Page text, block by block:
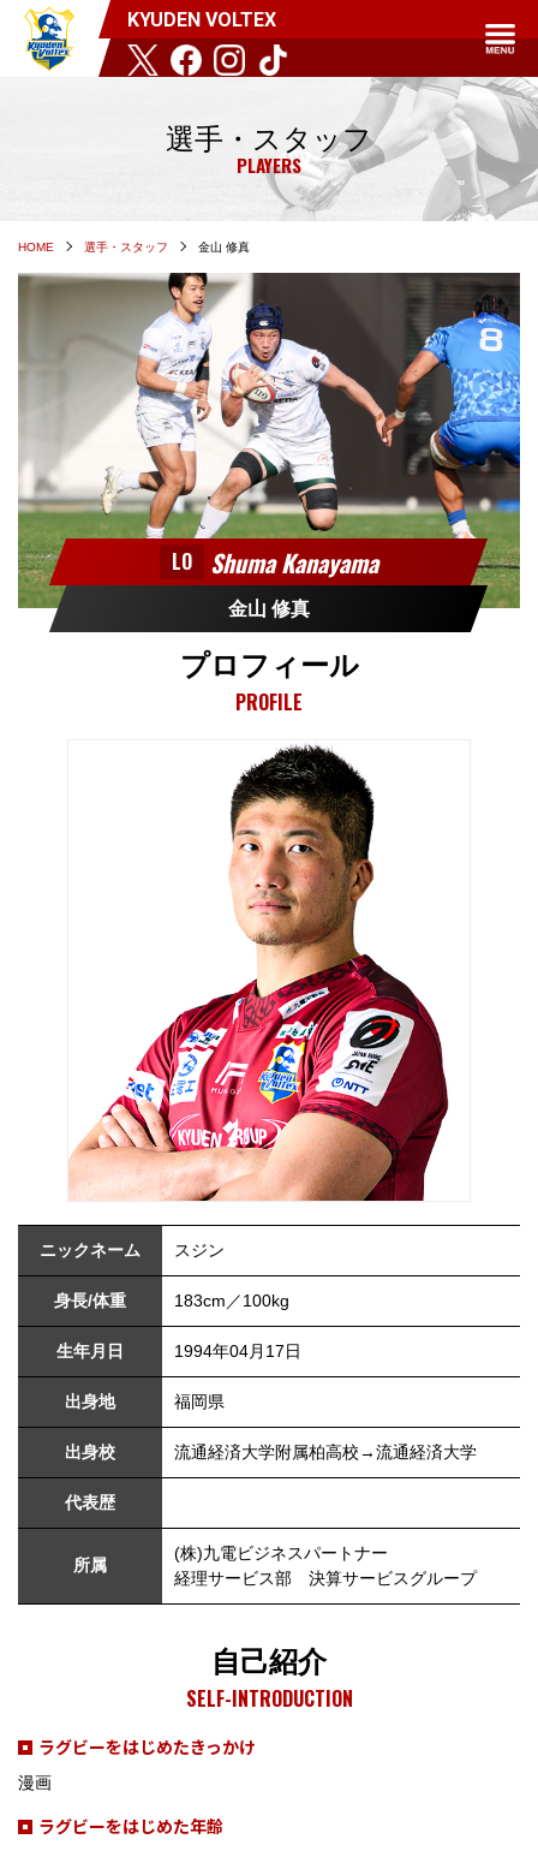
KYUDEN VOLTEX
選手・スタッフ
PLAYERS
HOME 選手・スタッフ 金山 修真
LO Shuma Kanayama
金山 修真
プロフィール
PROFILE
ニックネーム スジン
身長/体重 183cm／100kg
生年月日 1994年04月17日
出身地 福岡県
出身校 流通経済大学附属柏高校→流通経済大学
代表歴
所属
(株)九電ビジネスパートナー
経理サービス部 決算サービスグループ
自己紹介
SELF-INTRODUCTION
ラグビーをはじめたきっかけ
漫画
ラグビーをはじめた年齢